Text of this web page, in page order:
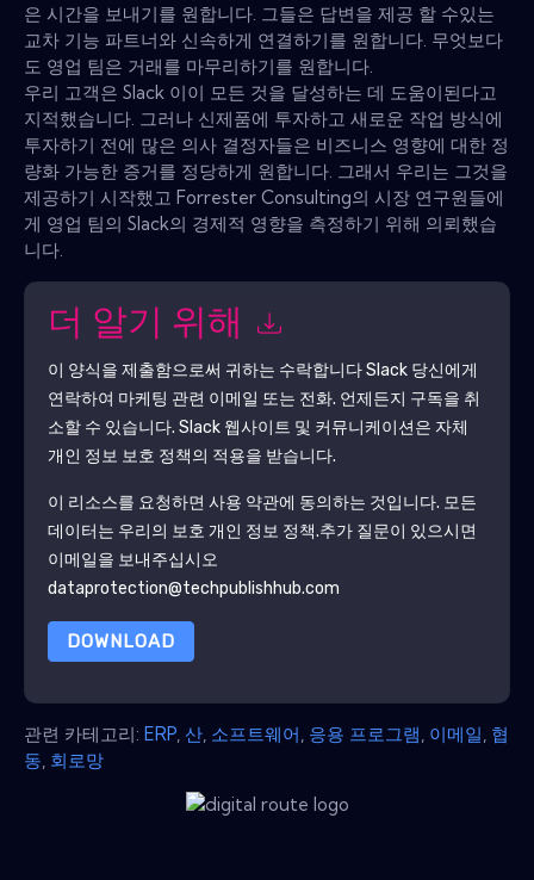
은 시간을 보내기를 원합니다. 그들은 답변을 제공 할 수있는
교차 기능 파트너와 신속하게 연결하기를 원합니다. 무엇보다
도 영업 팀은 거래를 마무리하기를 원합니다.
우리 고객은 Slack 이이 모든 것을 달성하는 데 도움이된다고
지적했습니다. 그러나 신제품에 투자하고 새로운 작업 방식에
투자하기 전에 많은 의사 결정자들은 비즈니스 영향에 대한 정
량화 가능한 증거를 정당하게 원합니다. 그래서 우리는 그것을
제공하기 시작했고 Forrester Consulting의 시장 연구원들에
게 영업 팀의 Slack의 경제적 영향을 측정하기 위해 의뢰했습
니다.
더 알기 위해
이 양식을 제출함으로써 귀하는 수락합니다Slack당신에게
연락하여 마케팅 관련 이메일 또는 전화. 언제든지 구독을 취
소할 수 있습니다. Slack웹사이트 및 커뮤니케이션은 자체
개인 정보 보호 정책의 적용을 받습니다.
이 리소스를 요청하면 사용 약관에 동의하는 것입니다. 모든
데이터는 우리의 보호 개인 정보 정책.추가 질문이 있으시면
이메일을 보내주십시오
dataprotection@techpublishhub.com
DOWNLOAD
관련 카테고리: ERP 산 소프트웨어 응용 프로그램 이메일 협
동 회로망